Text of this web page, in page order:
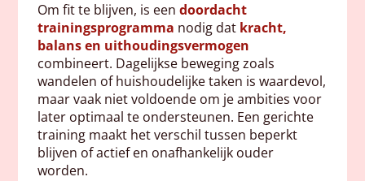
Om fit te blijven, is eendoordacht
trainingsprogramma nodig dat kracht,
balans en uithoudingsvermogen
combineert. Dagelijkse beweging zoals
wandelen of huishoudelijke taken is waardevol,
maar vaak niet voldoende om je ambities voor
later optimaal te ondersteunen. Een gerichte
training maakt het verschil tussen beperkt
blijven of actief en onafhankelijk ouder
worden.